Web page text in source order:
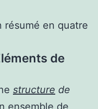
résumé en quatre
de
structure de
ensemble de